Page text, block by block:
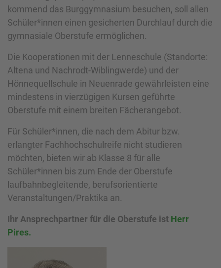
kommend das Burggymnasium besuchen, soll allen
Schüler*innen einen gesicherten Durchlauf durch die
gymnasiale Oberstufe ermöglichen.
Die Kooperationen mit der Lenneschule (Standorte:
Altena und Nachrodt-Wiblingwerde) und der
Hönnequellschule in Neuenrade gewährleisten eine
mindestens in vierzügigen Kursen geführte
Oberstufe mit einem breiten Fächerangebot.
Für Schüler*innen, die nach dem Abitur bzw.
erlangter Fachhochschulreife nicht studieren
möchten, bieten wir ab Klasse 8 für alle
Schüler*innen bis zum Ende der Oberstufe
laufbahnbegleitende, berufsorientierte
Veranstaltungen/Praktika an.
Ihr Ansprechpartner für die Oberstufe ist Herr
Pires.